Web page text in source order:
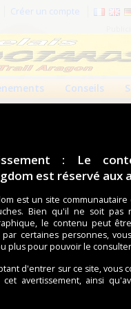
: Le
est réservé aux
est un site
Bien qu'il ne soit pas
le contenu peut
par certaines personnes,
plus pour pouvoir le
d'entrer sur ce site, vous
cet avertissement, ainsi
Créer un compte
Conseils